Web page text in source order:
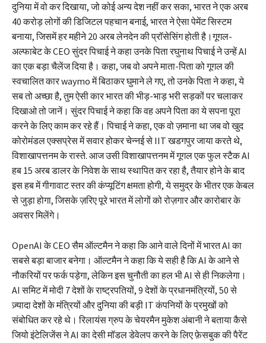
दुनिया में वो कर दिखाया, जो कोई अन्य देश नहीं कर सका, भारत ने एक अरब
40 करोड़ लोगों की डिजिटल पहचान बनाई, भारत ने ऐसा पेमेंट सिस्टम
बनाया, जिसमें हर महीने 20 अरब लेनदेन की प्रॉसेसिंग होती है।गूगल-
अल्फाबेट के CEO सुंदर पिचाई ने कहा उनके पिता रघुनाथ पिचाई ने उन्हें AI
का एक बड़ा चैलेंज दिया है। कहा, जब वो अपने माता-पिता को गूगल की
स्वचालित कार waymo में बिठाकर घुमाने ले गए, तो उनके पिता ने कहा, ये
सब तो अच्छा है, तुम ऐसी कार भारत की भीड़-भाड़ भरी सड़कों पर चलाकर
दिखाओ तो जानें। सुंदर पिचाई ने कहा कि वह अपने पिता का ये सपना पूरा
करने के लिए काम कर रहे हैं। पिचाई ने कहा, एक वो ज़माना था जब वो खुद
कोरोमंडल एक्सप्रेस में सवार होकर चेन्नई से IIT खडगपुर जाया करते थे,
विशाखापत्तनम के रास्ते. आज उसी विशाखापत्तनम में गूगल एक फुल स्टैक AI
हब 15 अरब डालर के निवेश के साथ स्थापित कर रहा है, तैयार होने के बाद
इस हब में गीगावाट स्तर की कंप्यूटिंग क्षमता होगी, ये समुद्र के भीतर एक केबल
से जुड़ा होगा, जिसके ज़रिए पूरे भारत में लोगों को रोज़गार और कारोबार के
अवसर मिलेंगे।
OpenAI के CEO सैम ऑल्टमैन ने कहा कि आने वाले दिनों में भारत AI का
सबसे बड़ा बाजार बनेगा। ऑल्टमैन ने कहा कि ये सही है कि AI के आने से
नौकरियों पर फर्क पड़ेगा, लेकिन इस चुनौती का हल भी AI से ही निकलेगा।
AI समिट में मोदी 7 देशों के राष्ट्रपतियों, 9 देशों के प्रधानमंत्रियों, 50 से
ज़्यादा देशों के मंत्रियों और दुनिया की बड़ी IT कंपनियों के प्रमुखों को
संबोधित कर रहे थे। रिलायंस ग्रुप के चेयरमैन मुकेश अंबानी ने बताया कैसे
जियो इंटेलिजेंस ने AI का देसी मॉडल डेवेलप करने के लिए फ़ेसबुक की पैरेंट